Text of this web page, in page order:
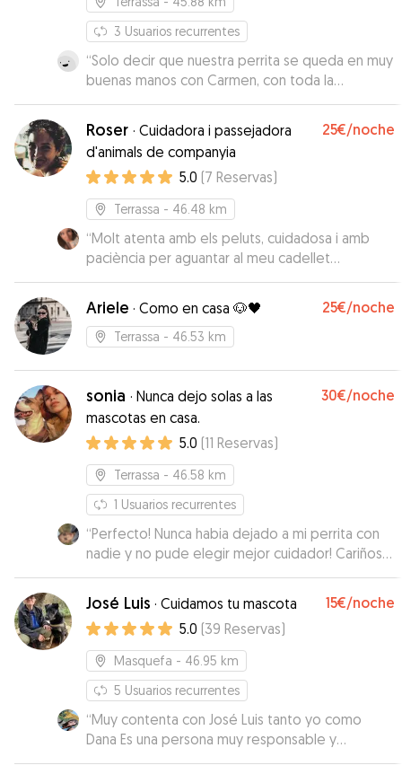
3 Usuarios recurrentes
“Solo decir que nuestra perrita se queda en muy
buenas manos con Carmen, con toda la
confianza, muy agradecidos”
Roser · Cuidadora i passejadora
d'animals de companyia
25€/noche
5.0 (7 Reservas)
Terrassa - 46.48 km
“Molt atenta amb els peluts, cuidadosa i amb
paciència per aguantar al meu cadellet
hiperactiu haha”
Ariele · Como en casa 🐶🖤 25€/noche
Terrassa - 46.53 km
sonia · Nunca dejo solas a las
mascotas en casa.
30€/noche
5.0 (11 Reservas)
Terrassa - 46.58 km
1 Usuarios recurrentes
“Perfecto! Nunca habia dejado a mi perrita con
nadie y no pude elegir mejor cuidador! Cariñosa,
atenta, segura y comunicativa. Repetiremos con
Sonia! ”
José Luis · Cuidamos tu mascota 15€/noche
5.0 (39 Reservas)
Masquefa - 46.95 km
5 Usuarios recurrentes
“Muy contenta con José Luis tanto yo como
Dana Es una persona muy responsable y
profesional. Sin duda repetiremos. Me ha